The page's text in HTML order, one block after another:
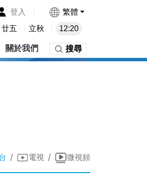
登入 繁體
五 立秋 12:20
關於我們 搜尋
/ 電視 / 微視頻